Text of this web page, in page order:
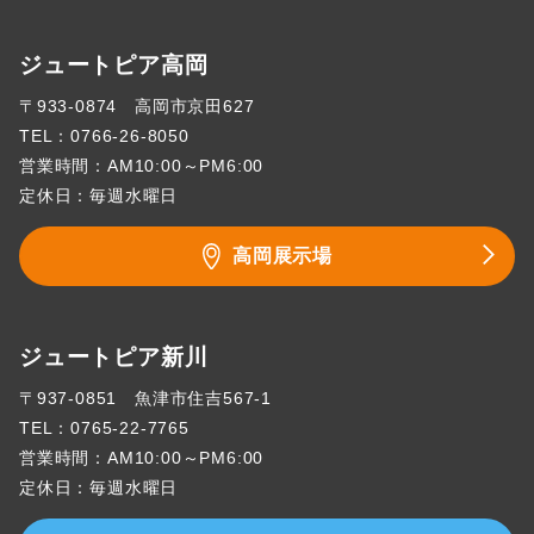
ジュートピア高岡
〒933-0874 高岡市京田627
TEL：0766-26-8050
営業時間：AM10:00～PM6:00
定休日：毎週水曜日
高岡展示場
ジュートピア新川
〒937-0851 魚津市住吉567-1
TEL：0765-22-7765
営業時間：AM10:00～PM6:00
定休日：毎週水曜日